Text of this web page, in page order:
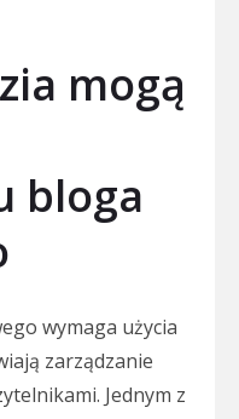
mogą
bloga
wymaga użycia
zarządzanie
Jednym z